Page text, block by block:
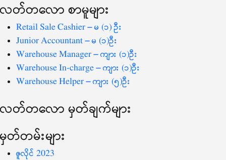
စကားလုံး
လတ်တ‌လော စာမူများ
Retail Sale Cashier – မ (၁) ဦး
Junior Accountant – မ (၁)ဦး
Warehouse Manager – ကျား (၁)ဦး
Warehouse In-charge – ကျား (၁)ဦး
Warehouse Helper – ကျား (၅)ဦး
လတ်တ‌လော မှတ်ချက်များ
မှတ်တမ်းများ
ဇူလိုင် 2023